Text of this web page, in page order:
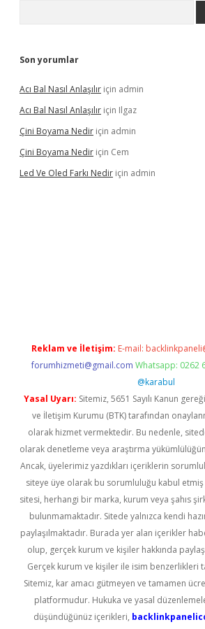
Son yorumlar
Acı Bal Nasıl Anlaşılır için admin
Acı Bal Nasıl Anlaşılır için Ilgaz
Çini Boyama Nedir için admin
Çini Boyama Nedir için Cem
Led Ve Oled Farkı Nedir için admin
Reklam ve İletişim: E-mail:
forumhizmeti@gmail.com Whatsapp: 0262
@karabul
Yasal Uyarı: Sitemiz, 5651 Sayılı Kanun
ve İletişim Kurumu (BTK) tarafından
olarak hizmet vermektedir. Bu nedenle,
olarak denetleme veya araştırma
Ancak, üyelerimiz yazdıkları içeriklerin
siteye üye olarak bu sorumluluğu kabul etmiş
sitesi, herhangi bir marka, kurum veya şahıs
bulunmamaktadır. Sitede yalnızca kendi
paylaşılmaktadır. Burada yer alan içerikler
olup, gerçek kurum ve kişiler hakkında
Gerçek kurum ve kişiler ile isim benzerlikleri
Sitemiz, kar amacı gütmeyen ve tamamen
platformudur. Hukuka ve yasal
düşündüğünüz içerikleri,